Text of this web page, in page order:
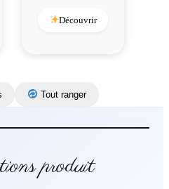
Découvrir
Tout ranger
produit